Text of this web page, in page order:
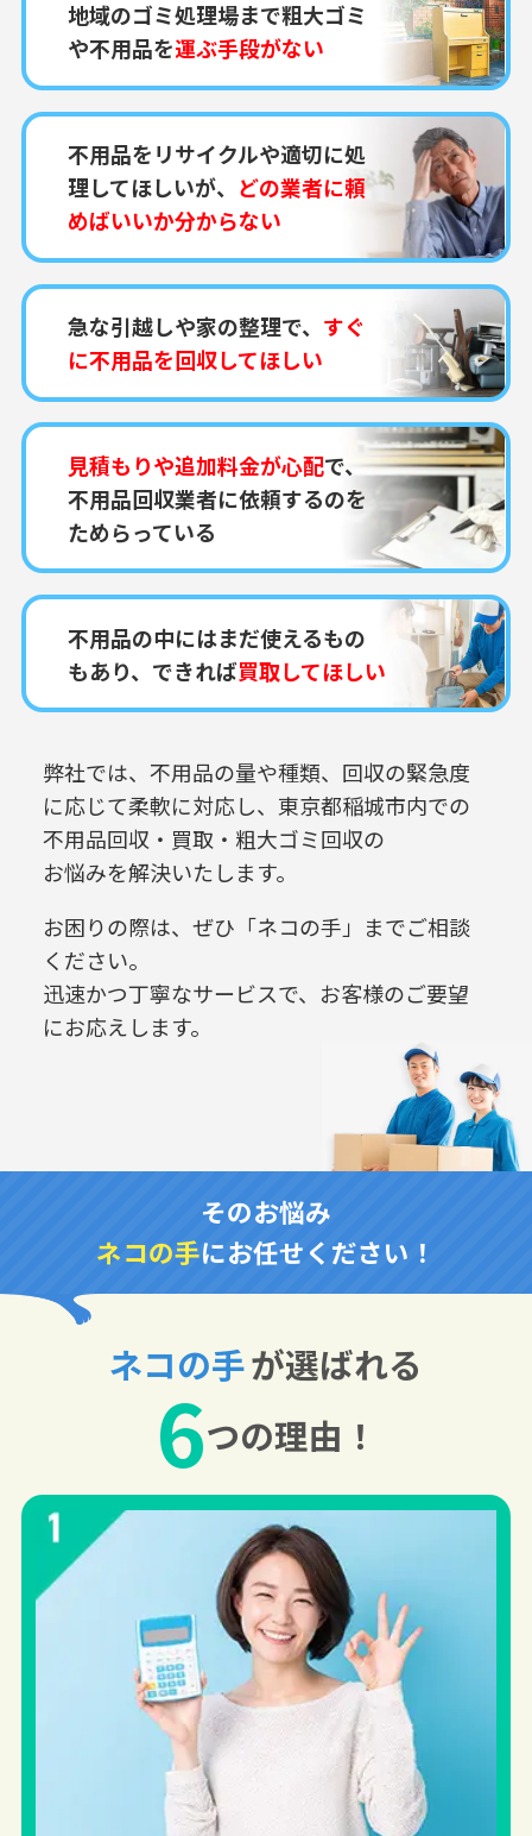
地域のゴミ処理場まで粗大ゴミ
や不用品を運ぶ手段がない
不用品をリサイクルや適切に処
理してほしいが、 どの業者に頼
めばいいか分からない
急な引越しや家の整理で、 すぐ
に不用品を回収してほしい
見積もりや追加料金が心配で、
不用品回収業者に依頼するのを
ためらっている
不用品の中にはまだ使えるもの
もあり、できれば買取してほしい
弊社では、不用品の量や種類、回収の緊急度
に応じて柔軟に対応し、 東京都稲城市内での
不用品回収・買取・粗大ゴミ回収の
お悩みを解決いたします。
お困りの際は、ぜひ「ネコの手」までご相談
ください。
迅速かつ丁寧なサービスで、お客様のご要望
にお応えします。
そのお悩み
ネコの手にお任せください！
ネコの手が選ばれる
6つの理由！